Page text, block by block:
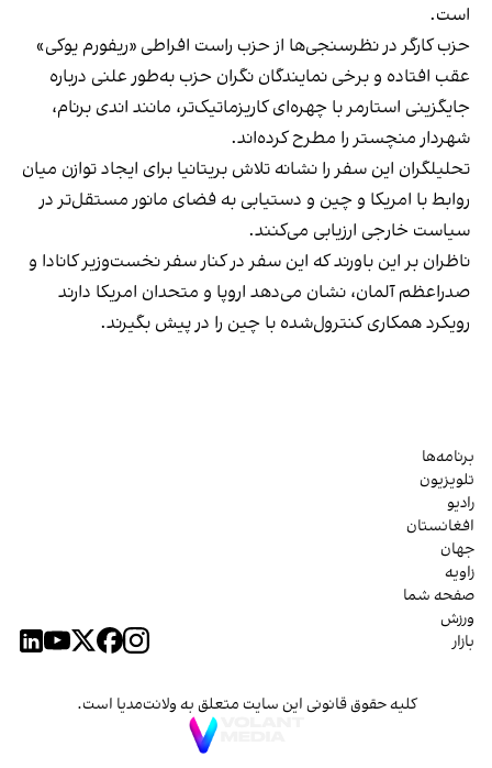
است.
حزب کارگر در نظرسنجی‌ها از حزب راست افراطی «ریفورم یوکی»
عقب افتاده و برخی نمایندگان نگران حزب به‌طور علنی درباره
جایگزینی استارمر با چهره‌ای کاریزماتیک‌تر، مانند اندی برنام،
شهردار منچستر را مطرح کرده‌اند.
تحلیلگران این سفر را نشانه تلاش بریتانیا برای ایجاد توازن میان
روابط با امریکا و چین و دستیابی به فضای مانور مستقل‌تر در
سیاست خارجی ارزیابی می‌کنند.
ناظران بر این باورند که این سفر در کنار سفر نخست‌وزیر کانادا و
صدراعظم آلمان، نشان می‌دهد اروپا و متحدان امریکا دارند
رویکرد همکاری کنترول‌شده با چین را در پیش بگیرند.
برنامه‌ها
تلویزیون
رادیو
افغانستان
جهان
زاویه
صفحه شما
ورزش
بازار
کلیه حقوق قانونی این سایت متعلق به ولانت‌مدیا است.